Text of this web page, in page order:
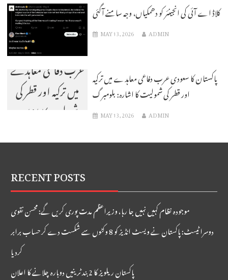
کلاڈ اے آئی کی انجینئر کو دھمکیاں، وجہ سامنے آگئی
MAY 13, 2026 ADMIN
پاکستان کا سعودی
عرب دفاعی معاہدے
میں ترکیہ اور قطر کی
شمولیت کا اشارہ:
پاکستان کا سعودی عرب دفاعی معاہدے میں ترکیہ
اور قطر کی شمولیت کا اشارہ: بلومبرگ
MAY 13, 2026 ADMIN
RECENT POSTS
موجودہ نظام کہیں نہیں جا رہا، وزیراعظم مدت پوری کریں گے: محسن نقوی
دوسرا ٹیسٹ: پاکستان نے ویسٹ انڈیز کو 8 وکٹوں سے شکست دے کر حساب برابر
کردیا
پاکستان ریلویز کا 2 بند ٹرینیں دوبارہ چلانے کا اعلان